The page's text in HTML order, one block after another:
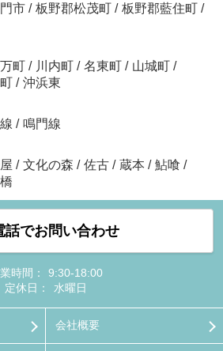
市 / 板野郡松茂町 / 板野郡藍住町 /
町 / 川内町 / 名東町 / 山城町 /
/ 沖浜東
/ 鳴門線
/ 文化の森 / 佐古 / 蔵本 / 鮎喰 /
話でお問い合わせ
時間：
9:30-18:00
定休日：
水曜日
会社概要